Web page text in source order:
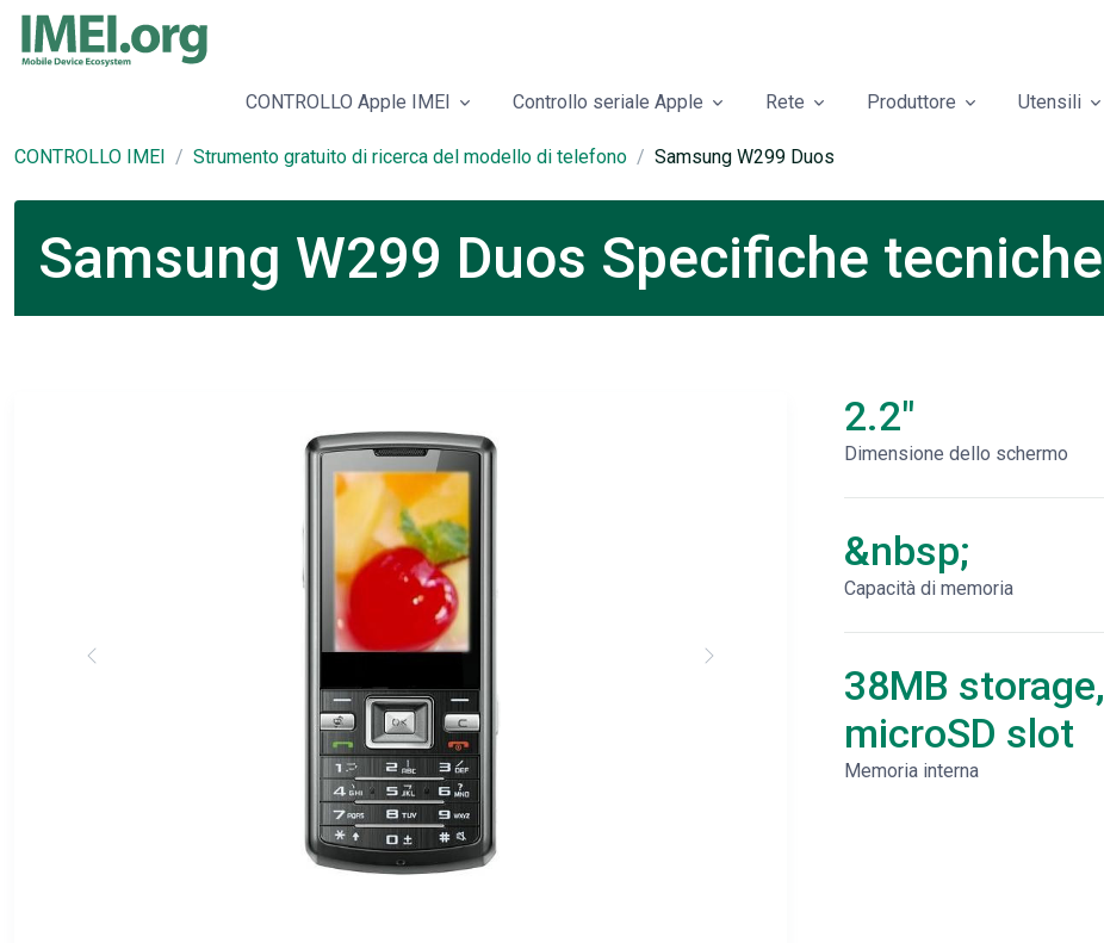
CONTROLLO Apple IMEI Controllo seriale Apple Rete Produttore Utensili
CONTROLLO IMEI Strumento gratuito di ricerca del modello di telefono Samsung W299 Duos
Samsung W299 Duos Specifiche tecniche
2.2"
Dimensione dello schermo
&nbsp;
Capacità di memoria
38MB storage,
microSD slot
Memoria interna